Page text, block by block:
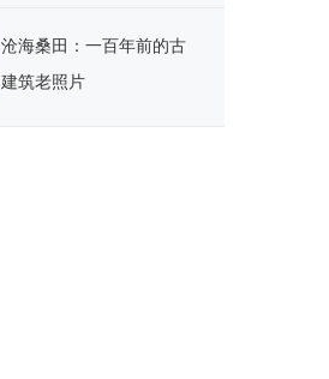
沧海桑田：一百年前的古
建筑老照片